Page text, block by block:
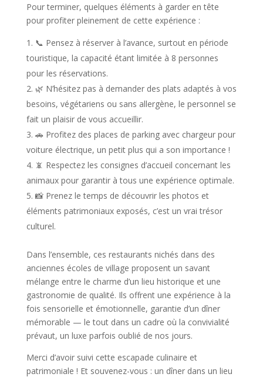
Pour terminer, quelques éléments à garder en tête
pour profiter pleinement de cette expérience :
📞 Pensez à réserver à l’avance, surtout en période
touristique, la capacité étant limitée à 8 personnes
pour les réservations.
🌿 N’hésitez pas à demander des plats adaptés à vos
besoins, végétariens ou sans allergène, le personnel se
fait un plaisir de vous accueillir.
🚗 Profitez des places de parking avec chargeur pour
voiture électrique, un petit plus qui a son importance !
📵 Respectez les consignes d’accueil concernant les
animaux pour garantir à tous une expérience optimale.
📸 Prenez le temps de découvrir les photos et
éléments patrimoniaux exposés, c’est un vrai trésor
culturel.
Dans l’ensemble, ces restaurants nichés dans des
anciennes écoles de village proposent un savant
mélange entre le charme d’un lieu historique et une
gastronomie de qualité. Ils offrent une expérience à la
fois sensorielle et émotionnelle, garantie d’un dîner
mémorable — le tout dans un cadre où la convivialité
prévaut, un luxe parfois oublié de nos jours.
Merci d’avoir suivi cette escapade culinaire et
patrimoniale ! Et souvenez-vous : un dîner dans un lieu